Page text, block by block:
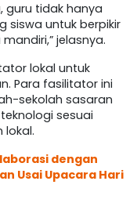
guru tidak hanya
siswa untuk berpikir
jelasnya.
lokal untuk
Para fasilitator ini
sekolah sasaran
sesuai
lokal.
dengan
Usai Upacara Hari